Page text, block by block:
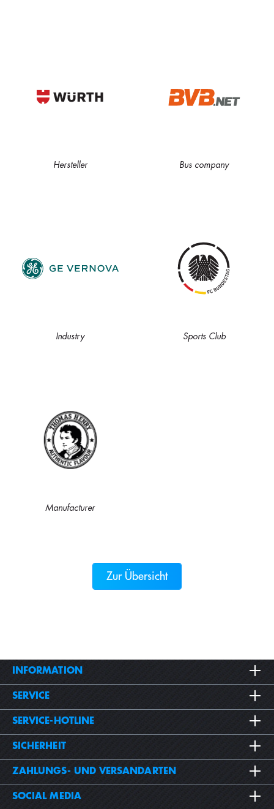
Hersteller Bus company
Industry Sports Club
Manufacturer
Zur Übersicht
INFORMATION
SERVICE
SERVICE-HOTLINE
SICHERHEIT
ZAHLUNGS- UND VERSANDARTEN
SOCIAL MEDIA